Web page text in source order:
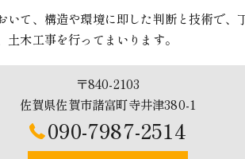
いて、構造や環境に即した判断と技術で
木工事を行ってまいります。
〒840-2103
佐賀県佐賀市諸富町寺井津380-1
090-7987-2514